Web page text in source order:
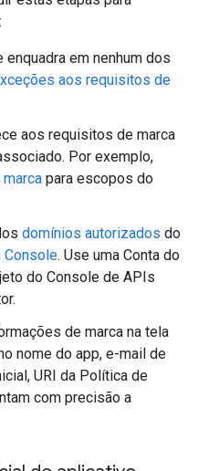
em nenhum dos
aos requisitos de
aos requisitos de marca
Por exemplo,
para escopos do
domínios autorizados do
Console. Use uma Conta do
do Console de APIs
de marca na tela
nome do app, e-mail de
URI da Política de
com precisão a